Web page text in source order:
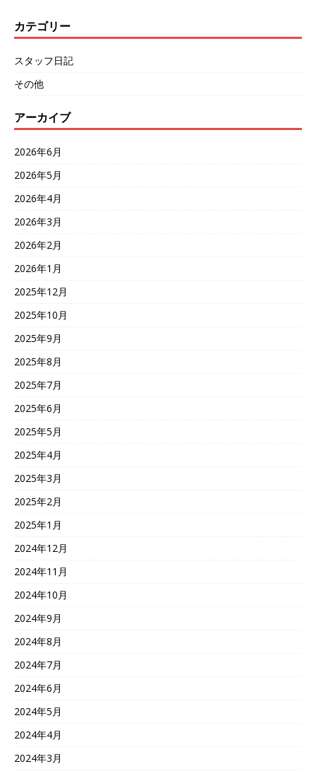
カテゴリー
スタッフ日記
その他
アーカイブ
2026年6月
2026年5月
2026年4月
2026年3月
2026年2月
2026年1月
2025年12月
2025年10月
2025年9月
2025年8月
2025年7月
2025年6月
2025年5月
2025年4月
2025年3月
2025年2月
2025年1月
2024年12月
2024年11月
2024年10月
2024年9月
2024年8月
2024年7月
2024年6月
2024年5月
2024年4月
2024年3月